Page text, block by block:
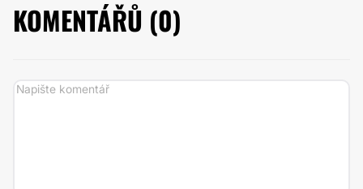
KOMENTÁŘŮ (0)